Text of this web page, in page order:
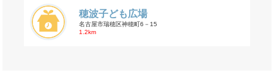
穂波子ども広場
名古屋市瑞穂区神穂町6－15
1.2km